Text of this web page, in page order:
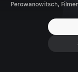
Perowanowitsch,